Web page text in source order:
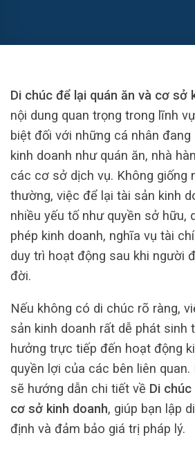
Di chúc để lại quán ăn và cơ sở
nội dung quan trọng trong lĩnh
biệt đối với những cá nhân
kinh doanh như quán ăn, nhà
các cơ sở dịch vụ. Không giống
thường, việc để lại tài sản kinh
nhiều yếu tố như quyền sở hữu,
phép kinh doanh, nghĩa vụ tài
duy trì hoạt động sau khi người
đời.
Nếu không có di chúc rõ ràng,
sản kinh doanh rất dễ phát sinh
hưởng trực tiếp đến hoạt động
quyền lợi của các bên liên
sẽ hướng dẫn chi tiết về Di chúc
cơ sở kinh doanh, giúp bạn lập
định và đảm bảo giá trị pháp lý.